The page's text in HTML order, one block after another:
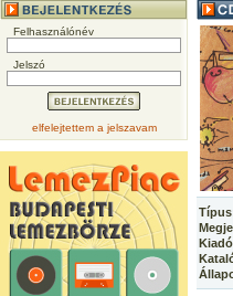
Felhasználónév
Jelszó
elfelejtettem a jelszavam